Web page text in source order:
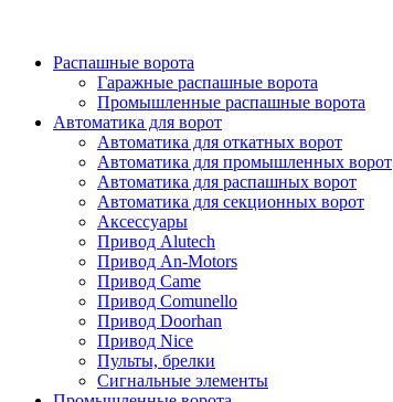
Распашные ворота
Гаражные распашные ворота
Промышленные распашные ворота
Автоматика для ворот
Автоматика для откатных ворот
Автоматика для промышленных ворот
Автоматика для распашных ворот
Автоматика для секционных ворот
Аксессуары
Привод Alutech
Привод An-Motors
Привод Came
Привод Comunello
Привод Doorhan
Привод Nice
Пульты, брелки
Сигнальные элементы